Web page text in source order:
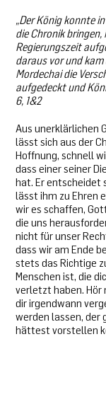
„Der König konnte
die Chronik
Regierungszeit
daraus vor und
Mordechai die
aufgedeckt und
6, 1&2
Aus unerklärlichen
lässt sich aus der
Hoffnung, schnell
dass einer seiner
hat. Er entscheidet
lässt ihm zu Ehren
wir es schaffen,
die uns
nicht für unser
dass wir am Ende
stets das Richtige
Menschen ist, die
verletzt haben. Hör
dir irgendwann
werden lassen, der
hättest vorstellen